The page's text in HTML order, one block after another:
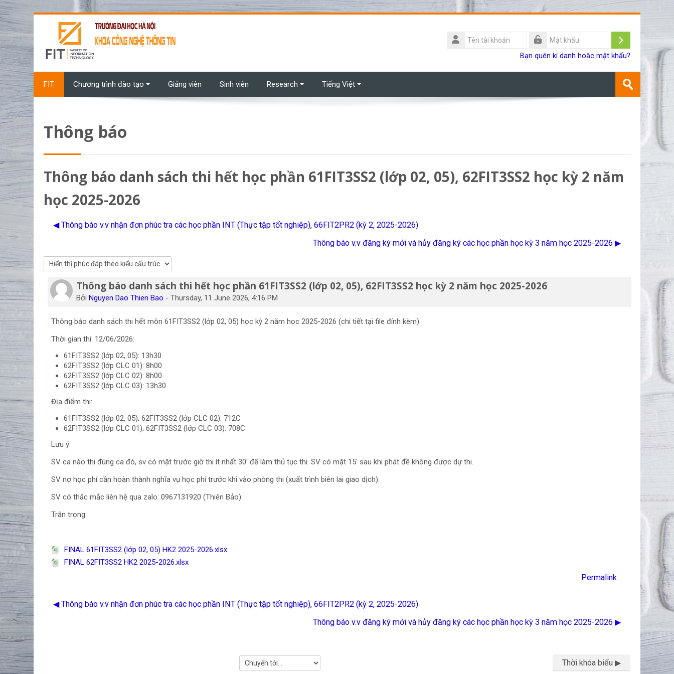
Chuyển tới nội dung chính
Tên
tài
Đăng
Bạn quên kí danh hoặc mật khẩu?
FIT Chương trình đào tạo Giảng viên Sinh viên Research Tiếng Việt
khoá
Gửi
Thông báo
Thông báo danh sách thi hết học phần 61FIT3SS2 (lớp 02, 05), 62FIT3SS2 học kỳ 2 năm
học 2025-2026
◀︎ Thông báo v.v nhận đơn phúc tra các học phần INT (Thực tập tốt nghiệp), 66FIT2PR2 (kỳ 2, 2025-2026)
Thông báo v.v đăng ký mới và hủy đăng ký các học phần học kỳ 3 năm học 2025-2026 ▶︎
Thông báo danh sách thi hết học phần 61FIT3SS2 (lớp 02, 05), 62FIT3SS2 học kỳ 2 năm học 2025-2026
BởiNguyen Dao Thien Bao -Thursday, 11 June 2026, 4:16 PM
Số lượng các câu trả lời: 0
Thông báo danh sách thi hết môn 61FIT3SS2 (lớp 02, 05) học kỳ 2 năm học 2025-2026 (chi tiết tại file đính kèm)
Thời gian thi: 12/06/2026:
61FIT3SS2 (lớp 02, 05): 13h30
62FIT3SS2 (lớp CLC 01): 8h00
62FIT3SS2 (lớp CLC 02): 8h00
62FIT3SS2 (lớp CLC 03): 13h30
Địa điểm thi:
61FIT3SS2 (lớp 02, 05); 62FIT3SS2 (lớp CLC 02): 712C
62FIT3SS2 (lớp CLC 01); 62FIT3SS2 (lớp CLC 03): 708C
Lưu ý:
SV ca nào thi đúng ca đó, sv có mặt trước giờ thi ít nhất 30' để làm thủ tục thi. SV có mặt 15' sau khi phát đề không được dự thi.
SV nợ học phí cần hoàn thành nghĩa vụ học phí trước khi vào phòng thi (xuất trình biên lai giao dịch).
SV có thắc mắc liên hệ qua zalo: 0967131920 (Thiên Bảo)
Trân trọng.
FINAL 61FIT3SS2 (lớp 02, 05) HK2 2025-2026.xlsx
FINAL 62FIT3SS2 HK2 2025-2026.xlsx
Permalink
◀︎ Thông báo v.v nhận đơn phúc tra các học phần INT (Thực tập tốt nghiệp), 66FIT2PR2 (kỳ 2, 2025-2026)
Thông báo v.v đăng ký mới và hủy đăng ký các học phần học kỳ 3 năm học 2025-2026 ▶︎
Chuyển tới... Thời khóa biểu ▶︎